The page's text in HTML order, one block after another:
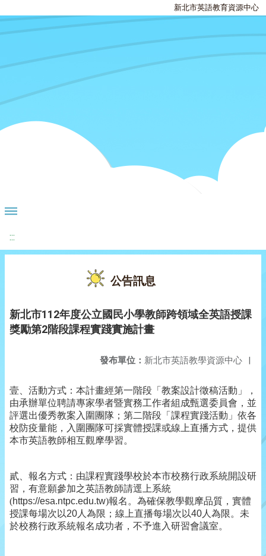
新北市英語教育資源中心
:::
公告訊息
新北市112年度公立國民小學教師跨領域全英語授課
獎勵第2階段課程實踐實施計畫
發布單位： 新北市英語教學資源中心 |
壹、活動方式：本計畫經第一階段「教案設計徵稿活動」，
由承辦單位聘請專家學者暨實務工作者組成甄選委員會，並
評選出優秀教案入圍團隊；第二階段「課程實踐活動」依各
校防疫量能，入圍團隊可採實體授課或線上直播方式，提供
本市英語教師相互觀摩學習。
貳、報名方式：由課程實踐學校於本市校務行政系統開設研
習，有意願參加之英語教師請逕上系統
(https://esa.ntpc.edu.tw)報名。為確保教學觀摩品質，實體
授課每場次以20 人為限；線上直播每場次以40 人為限。未
於校務行政系統報名成功者，不予進入研習會議室。